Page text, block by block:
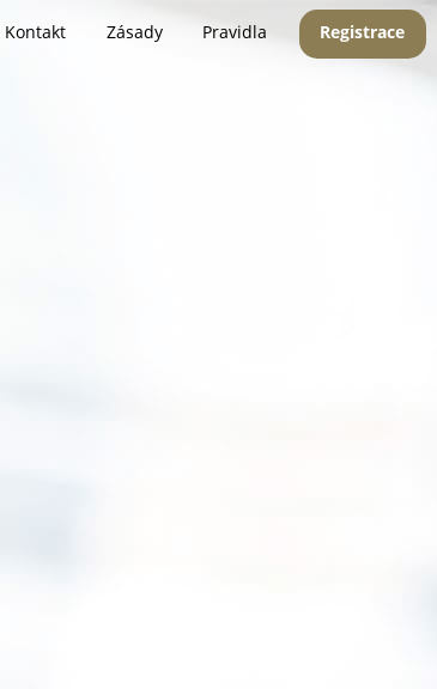
Kontakt Zásady Pravidla Registrace